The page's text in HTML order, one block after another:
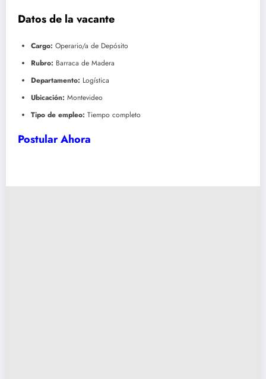
Datos de la vacante
Cargo: Operario/a de Depósito
Rubro: Barraca de Madera
Departamento: Logística
Ubicación: Montevideo
Tipo de empleo: Tiempo completo
Postular Ahora